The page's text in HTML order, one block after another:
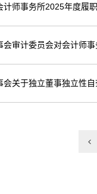
师事务所2025年度履
审计委员会对会计师
关于独立董事独立性自